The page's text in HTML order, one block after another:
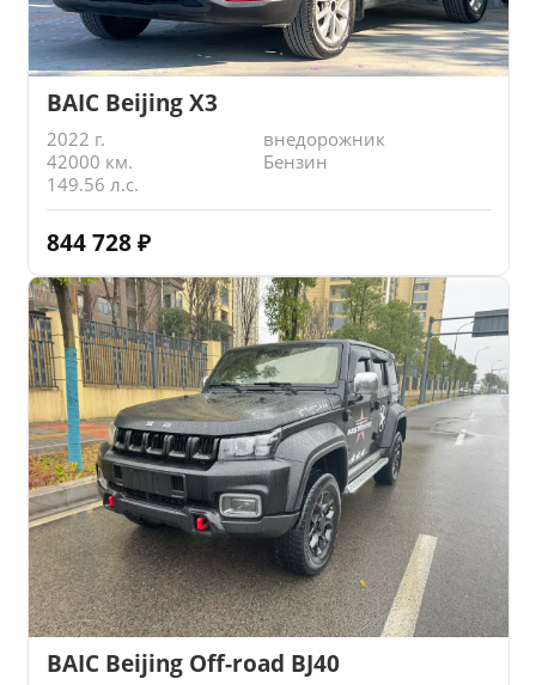
BAIC Beijing X3
2022 г.
внедорожник
42000 км.
Бензин
149.56 л.с.
844 728 ₽
BAIC Beijing Off-road BJ40